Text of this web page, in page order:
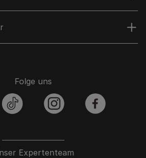
Expertenteam
Folge uns
tiktok instagram facebook